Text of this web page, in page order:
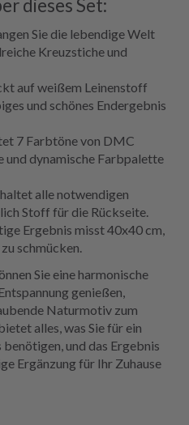
dieses Set:
Sie die lebendige Welt
Kreuzstiche und
auf weißem Leinenstoff
und schönes Endergebnis
7 Farbtöne von DMC
und dynamische Farbpalette
alle notwendigen
Stoff für die Rückseite.
Ergebnis misst 40x40 cm,
schmücken.
Sie eine harmonische
genießen,
Naturmotiv zum
alles, was Sie für ein
und das Ergebnis
Ergänzung für Ihr Zuhause